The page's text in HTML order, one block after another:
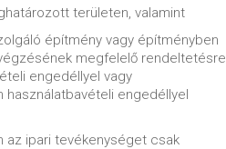
területen, valamint
építmény vagy építményben
megfelelő rendeltetésre
engedéllyel vagy
engedéllyel
ipari tevékenységet csak